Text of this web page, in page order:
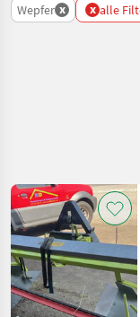
Wepfer x x alle
Kategorie 4
AKTUELLER
PFAD
Landtechnik
Zurücksetzen